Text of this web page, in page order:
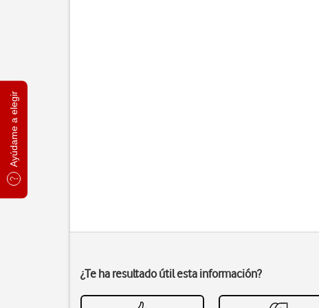
Ayúdame a elegir
¿Te ha resultado útil esta información?